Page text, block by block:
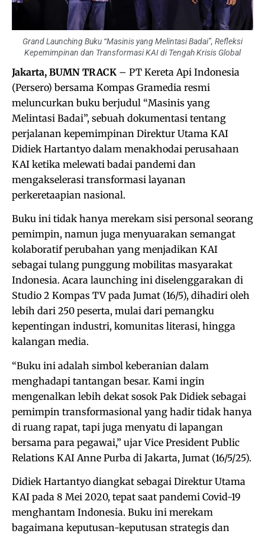
Grand Launching Buku “Masinis yang Melintasi Badai”, Refleksi
Kepemimpinan dan Transformasi KAI di Tengah Krisis Global
Jakarta, BUMN TRACK – PT Kereta Api Indonesia
(Persero) bersama Kompas Gramedia resmi
meluncurkan buku berjudul “Masinis yang
Melintasi Badai”, sebuah dokumentasi tentang
perjalanan kepemimpinan Direktur Utama KAI
Didiek Hartantyo dalam menakhodai perusahaan
KAI ketika melewati badai pandemi dan
mengakselerasi transformasi layanan
perkeretaapian nasional.
Buku ini tidak hanya merekam sisi personal seorang
pemimpin, namun juga menyuarakan semangat
kolaboratif perubahan yang menjadikan KAI
sebagai tulang punggung mobilitas masyarakat
Indonesia. Acara launching ini diselenggarakan di
Studio 2 Kompas TV pada Jumat (16/5), dihadiri oleh
lebih dari 250 peserta, mulai dari pemangku
kepentingan industri, komunitas literasi, hingga
kalangan media.
“Buku ini adalah simbol keberanian dalam
menghadapi tantangan besar. Kami ingin
mengenalkan lebih dekat sosok Pak Didiek sebagai
pemimpin transformasional yang hadir tidak hanya
di ruang rapat, tapi juga menyatu di lapangan
bersama para pegawai,” ujar Vice President Public
Relations KAI Anne Purba di Jakarta, Jumat (16/5/25).
Didiek Hartantyo diangkat sebagai Direktur Utama
KAI pada 8 Mei 2020, tepat saat pandemi Covid-19
menghantam Indonesia. Buku ini merekam
bagaimana keputusan-keputusan strategis dan